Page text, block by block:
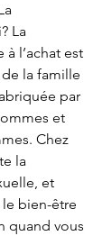
La
l’achat est
la famille
par
et
Chez
la
et
bien-être
quand vous